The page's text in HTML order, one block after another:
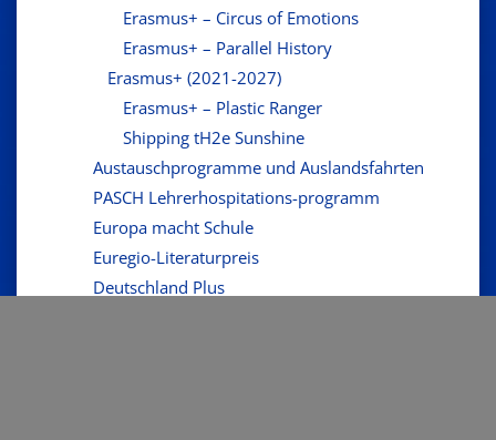
Erasmus+ – Circus of Emotions
Erasmus+ – Parallel History
Erasmus+ (2021-2027)
Erasmus+ – Plastic Ranger
Shipping tH2e Sunshine
Austauschprogramme und Auslandsfahrten
PASCH Lehrerhospitations-programm
Europa macht Schule
Euregio-Literaturpreis
Deutschland Plus